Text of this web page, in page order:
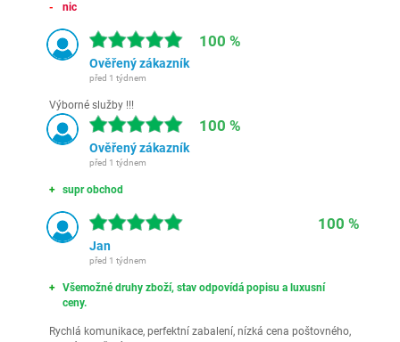
nic
100 %
Ověřený zákazník
před 1 týdnem
Výborné služby !!!
100 %
Ověřený zákazník
před 1 týdnem
supr obchod
100 %
Jan
před 1 týdnem
Všemožné druhy zboží, stav odpovídá popisu a luxusní
ceny.
Rychlá komunikace, perfektní zabalení, nízká cena poštovného,